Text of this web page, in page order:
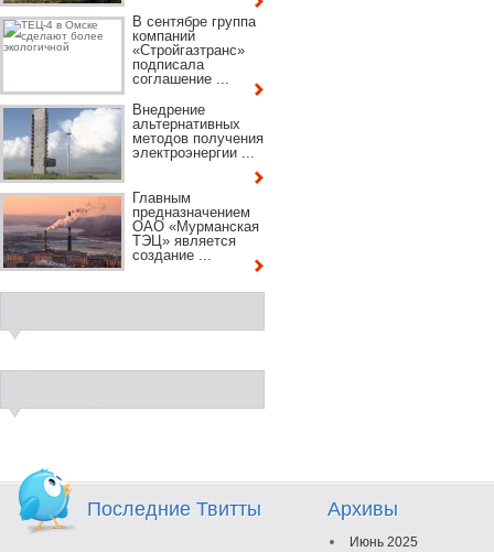
В сентябре группа
компаний
«Стройгазтранс»
подписала
соглашение ...
Внедрение
альтернативных
методов получения
электроэнергии ...
Главным
предназначением
ОАО «Мурманская
ТЭЦ» является
создание ...
Последние Твитты Архивы
Июнь 2025